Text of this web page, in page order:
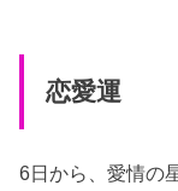
恋愛運
6日から、愛情の